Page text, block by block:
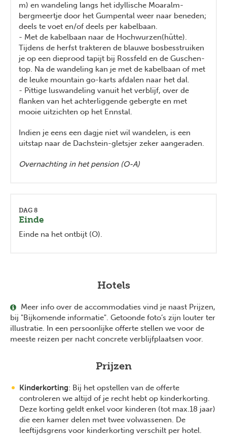
m) en wandeling langs het idyllische Moaralm-
bergmeertje door het Gumpental weer naar beneden;
deels te voet en/of deels per kabelbaan.
- Met de kabelbaan naar de Hochwurzen(hütte).
Tijdens de herfst trakteren de blauwe bosbesstruiken
je op een dieprood tapijt bij Rossfeld en de Guschen-
top. Na de wandeling kan je met de kabelbaan of met
de leuke mountain go-karts afdalen naar het dal.
- Pittige luswandeling vanuit het verblijf, over de
flanken van het achterliggende gebergte en met
mooie uitzichten op het Ennstal.
Indien je eens een dagje niet wil wandelen, is een
uitstap naar de Dachstein-gletsjer zeker aangeraden.
Overnachting in het pension (O-A)
DAG 8
Einde
Einde na het ontbijt (O).
Hotels
Meer info over de accommodaties vind je naast Prijzen,
bij "Bijkomende informatie". Getoonde foto’s zijn louter ter
illustratie. In een persoonlijke offerte stellen we voor de
meeste reizen per nacht concrete verblijfplaatsen voor.
Prijzen
Kinderkorting: Bij het opstellen van de offerte
controleren we altijd of je recht hebt op kinderkorting.
Deze korting geldt enkel voor kinderen (tot max.18 jaar)
die een kamer delen met twee volwassenen. De
leeftijdsgrens voor kinderkorting verschilt per hotel.